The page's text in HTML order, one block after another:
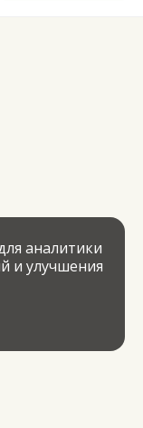
аналитики
и улучшения